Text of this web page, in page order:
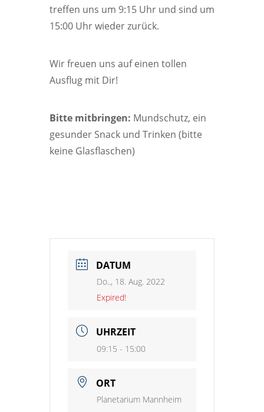
treffen uns um 9:15 Uhr und sind um
15:00 Uhr wieder zurück.
Wir freuen uns auf einen tollen
Ausflug mit Dir!
Bitte mitbringen: Mundschutz, ein
gesunder Snack und Trinken (bitte
keine Glasflaschen)
DATUM
Do.., 18. Aug. 2022
Expired!
UHRZEIT
09:15 - 15:00
ORT
Planetarium Mannheim